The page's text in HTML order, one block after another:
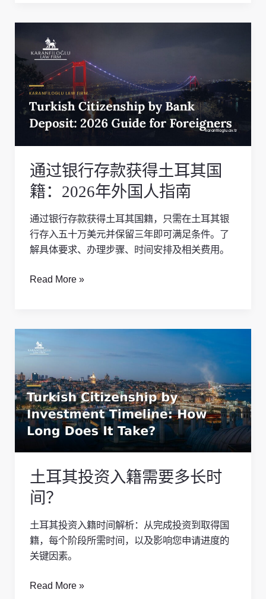
通过银行存款获得土耳其国
籍：2026年外国人指南
通过银行存款获得土耳其国籍，只需在土耳其银
行存入五十万美元并保留三年即可满足条件。了
解具体要求、办理步骤、时间安排及相关费用。
银
行
存
款
获
耳
其
国
籍：
2026
年
国
Read More »
土耳其投资入籍需要多长时
间？
土耳其投资入籍时间解析：从完成投资到取得国
籍，每个阶段所需时间，以及影响您申请进度的
关键因素。
耳
投
资
入
籍
多
长
时
间？
Read More »